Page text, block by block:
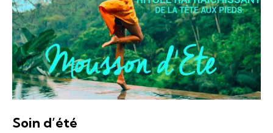
Soin d’été